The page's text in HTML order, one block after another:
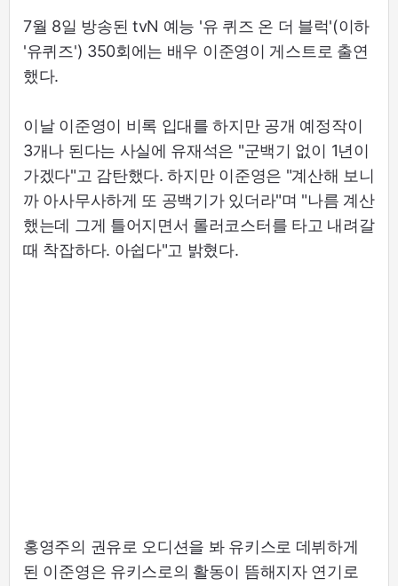
7월 8일 방송된 tvN 예능 '유 퀴즈 온 더 블럭'(이하
'유퀴즈') 350회에는 배우 이준영이 게스트로 출연
했다.
이날 이준영이 비록 입대를 하지만 공개 예정작이
3개나 된다는 사실에 유재석은 "군백기 없이 1년이
가겠다"고 감탄했다. 하지만 이준영은 "계산해 보니
까 아사무사하게 또 공백기가 있더라"며 "나름 계산
했는데 그게 틀어지면서 롤러코스터를 타고 내려갈
때 착잡하다. 아쉽다"고 밝혔다.
홍영주의 권유로 오디션을 봐 유키스로 데뷔하게
된 이준영은 유키스로의 활동이 뜸해지자 연기로